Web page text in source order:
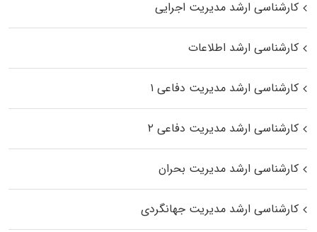
کارشناسی ارشد مدیریت اجرایی
کارشناسی ارشد اطلاعات
کارشناسی ارشد مدیریت دفاعی ۱
کارشناسی ارشد مدیریت دفاعی ۲
کارشناسی ارشد مدیریت بحران
کارشناسی ارشد مدیریت جهانگردی